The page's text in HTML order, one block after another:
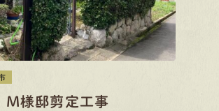
様邸剪定工事